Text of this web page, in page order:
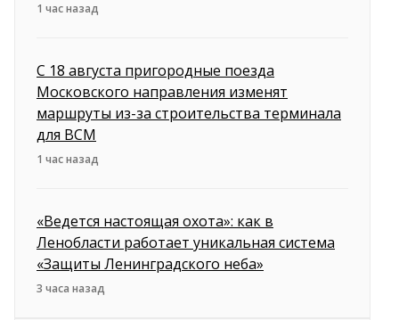
1 час назад
С 18 августа пригородные поезда
Московского направления изменят
маршруты из-за строительства терминала
для ВСМ
1 час назад
«Ведется настоящая охота»: как в
Ленобласти работает уникальная система
«Защиты Ленинградского неба»
3 часа назад